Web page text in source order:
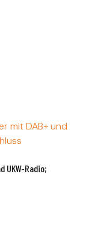
UKW-Radio;